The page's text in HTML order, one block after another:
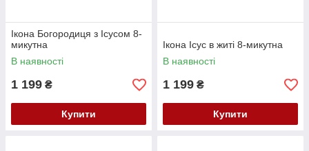
Ікона Богородиця з Ісусом 8-
микутна
В наявності
1 199 ₴
Купити
Ікона Ісус в житі 8-микутна
В наявності
1 199 ₴
Купити